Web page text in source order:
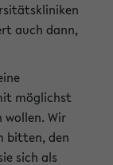
auch dann,
möglichst
wollen. Wir
bitten, den
sich als